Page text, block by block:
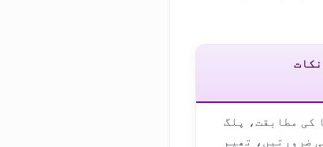
کی مطابقت، پلگ
ضرورتیں، تھیم